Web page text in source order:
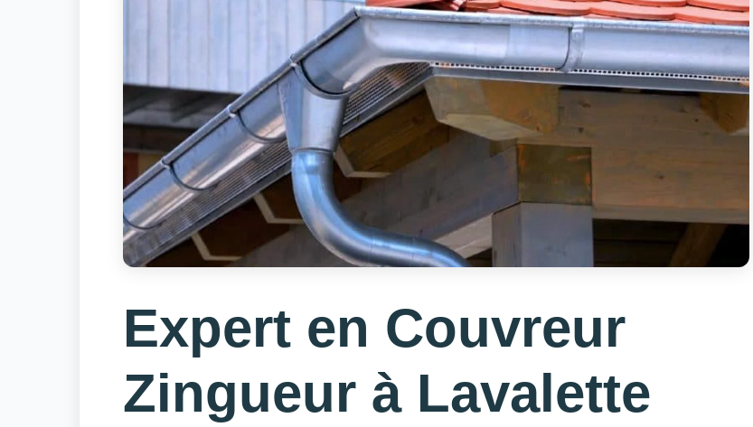
Expert en Couvreur
Zingueur à Lavalette